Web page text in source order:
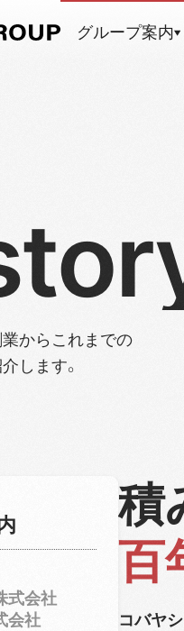
グループ案内
からこれまでの
します。
式会社
会社
積
百
コバヤ